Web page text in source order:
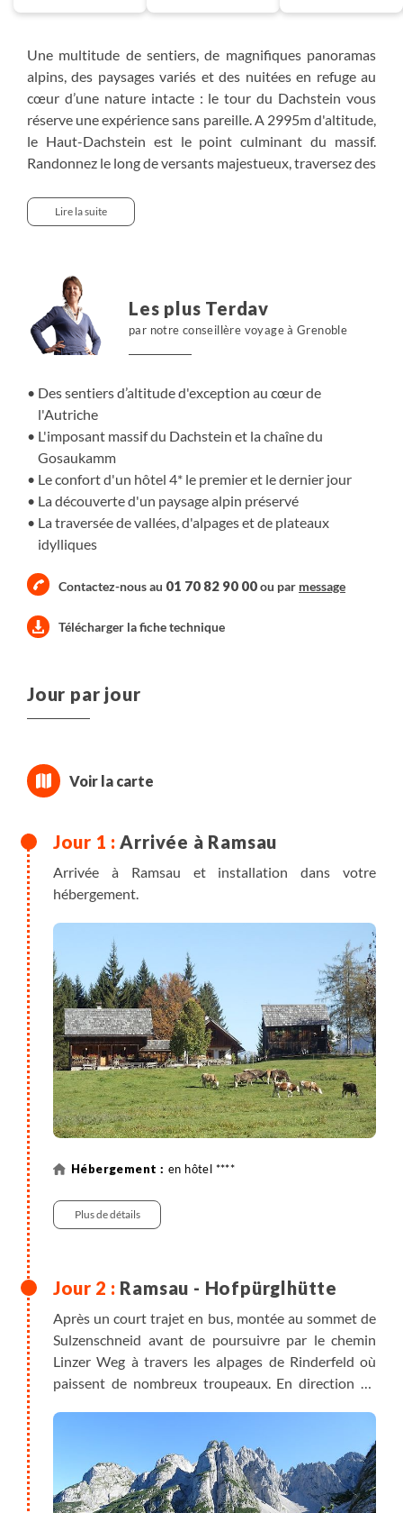
Une multitude de sentiers, de magnifiques panoramas
alpins, des paysages variés et des nuitées en refuge au
cœur d’une nature intacte : le tour du Dachstein vous
réserve une expérience sans pareille. A 2995m d'altitude,
le Haut-Dachstein est le point culminant du massif.
Randonnez le long de versants majestueux, traversez des
vastes zones karstiques où règne le silence. Une
échappée ressourçante à la découverte d'un superbe
Lire la suite
Les plus Terdav
par notre conseillère voyage à Grenoble
Des sentiers d’altitude d'exception au cœur de
l'Autriche
L'imposant massif du Dachstein et la chaîne du
Gosaukamm
Le confort d'un hôtel 4* le premier et le dernier jour
La découverte d'un paysage alpin préservé
La traversée de vallées, d'alpages et de plateaux
idylliques
Contactez-nous au 01 70 82 90 00ou par message
Télécharger la fiche technique
Jour par jour
Arrivée à Ramsau
Arrivée à Ramsau et installation dans votre
hébergement.
en hôtel ****
Plus de détails
Ramsau - Hofpürglhütte
Après un court trajet en bus, montée au sommet de
Sulzenschneid avant de poursuivre par le chemin
Linzer Weg à travers les alpages de Rinderfeld où
paissent de nombreux troupeaux. En direction de
pics escarpés. Vous atteignez alors la célèbre
formation rocheuse menant au refuge de
Hofpürglhütte, où vous passez la nuit.